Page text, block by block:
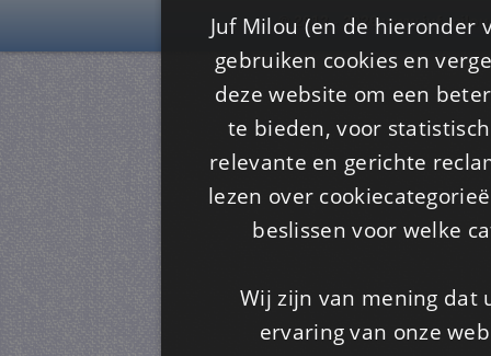
© 2012 - 2026 www.juf-
Juf Milou (en de
gebruiken cookies en
deze website om een
te bieden, voor
relevante en gerichte
lezen over
beslissen voor welke
Wij zijn van mening dat
ervaring van onze